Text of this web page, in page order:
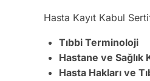
Hasta Kayıt Kabul
Tıbbi Terminoloji
Hastane ve Sağlık
Hasta Hakları ve